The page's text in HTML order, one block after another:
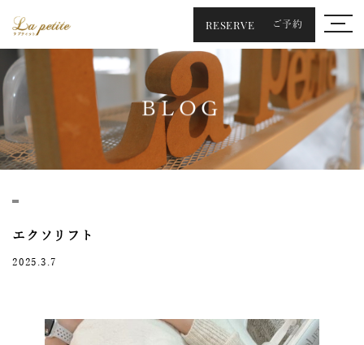
RESERVE ご予約
BLOG
エクソリフト
2025.3.7